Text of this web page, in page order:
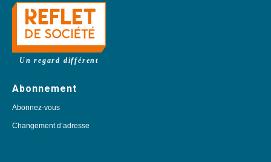
Un regard différent
Abonnement
Abonnez-vous
Changement d’adresse